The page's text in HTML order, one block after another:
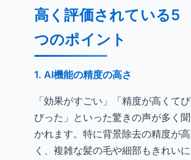
高く評価されている5
つのポイント
1. AI機能の精度の高さ
「効果がすごい」「精度が高くてび
びった」といった驚きの声が多く聞
かれます。特に背景除去の精度が高
く、複雑な髪の毛や細部もきれいに